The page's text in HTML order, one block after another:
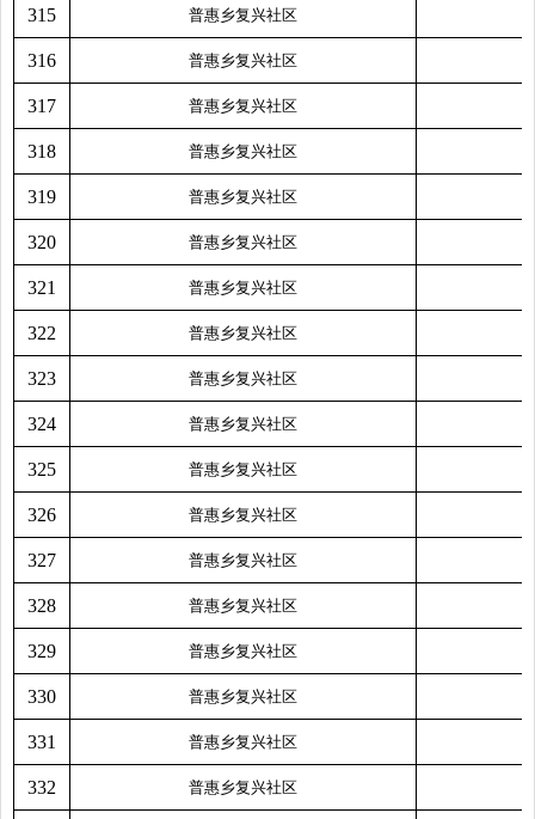
315 普惠乡复兴社区
316 普惠乡复兴社区
317 普惠乡复兴社区
318 普惠乡复兴社区
319 普惠乡复兴社区
320 普惠乡复兴社区
321 普惠乡复兴社区
322 普惠乡复兴社区
323 普惠乡复兴社区
324 普惠乡复兴社区
325 普惠乡复兴社区
326 普惠乡复兴社区
327 普惠乡复兴社区
328 普惠乡复兴社区
329 普惠乡复兴社区
330 普惠乡复兴社区
331 普惠乡复兴社区
332 普惠乡复兴社区